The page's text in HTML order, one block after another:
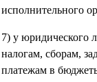
исполнительного
7) у юридического
налогам, сборам,
платежам в